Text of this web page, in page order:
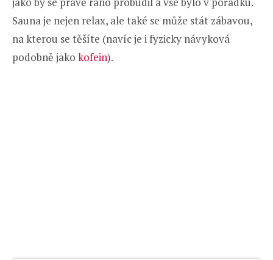
Sauna je nejen relax, ale také se může stát zábavou,
na kterou se těšíte (navíc je i fyzicky návyková
podobně jako kofein).